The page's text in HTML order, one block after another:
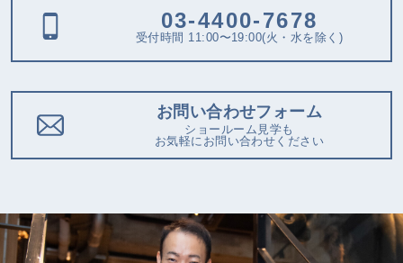
03-4400-7678
受付時間 11:00〜19:00(火・水を除く)
お問い合わせフォーム
ショールーム見学も
お気軽にお問い合わせください